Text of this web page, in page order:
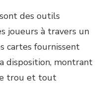
des outils
joueurs à travers un
cartes fournissent
disposition, montrant
trou et tout